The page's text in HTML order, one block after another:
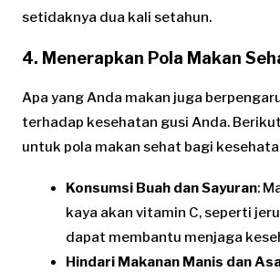
setidaknya dua kali setahun.
4. Menerapkan Pola Makan
Apa yang Anda makan juga
terhadap kesehatan gusi Anda.
untuk pola makan sehat bagi
Konsumsi Buah dan Sayuran:
kaya akan vitamin C, seperti
dapat membantu menjaga
Hindari Makanan Manis dan